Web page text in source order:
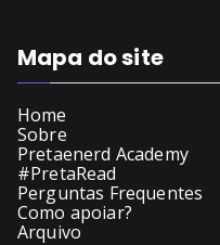
Mapa do site
Home
Sobre
Pretaenerd Academy
#PretaRead
Perguntas Frequentes
Como apoiar?
Arquivo